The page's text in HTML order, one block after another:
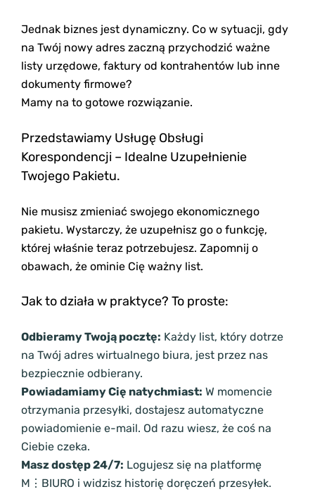
Jednak biznes jest dynamiczny. Co w sytuacji, gdy
na Twój nowy adres zaczną przychodzić ważne
listy urzędowe, faktury od kontrahentów lub inne
dokumenty firmowe?
Mamy na to gotowe rozwiązanie.
Przedstawiamy Usługę Obsługi
Korespondencji – Idealne Uzupełnienie
Twojego Pakietu.
Nie musisz zmieniać swojego ekonomicznego
pakietu. Wystarczy, że uzupełnisz go o funkcję,
której właśnie teraz potrzebujesz. Zapomnij o
obawach, że ominie Cię ważny list.
Jak to działa w praktyce? To proste:
Odbieramy Twoją pocztę: Każdy list, który dotrze
na Twój adres wirtualnego biura, jest przez nas
bezpiecznie odbierany.
Powiadamiamy Cię natychmiast: W momencie
otrzymania przesyłki, dostajesz automatyczne
powiadomienie e-mail. Od razu wiesz, że coś na
Ciebie czeka.
Masz dostęp 24/7: Logujesz się na platformę
M⋮BIURO i widzisz historię doręczeń przesyłek.